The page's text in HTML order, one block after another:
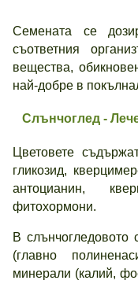
Семената се
съответния
вещества,
най-добре в
Слънчоглед -
Цветовете
гликозид,
антоцианин,
фитохормони.
В
(главно
минерали (калий,